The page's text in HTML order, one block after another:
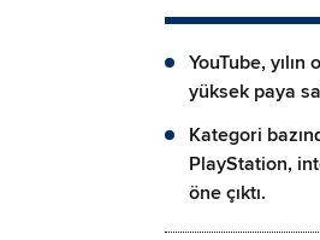
YouTube,
yüksek paya
Kategori
PlayStation,
öne çıktı.